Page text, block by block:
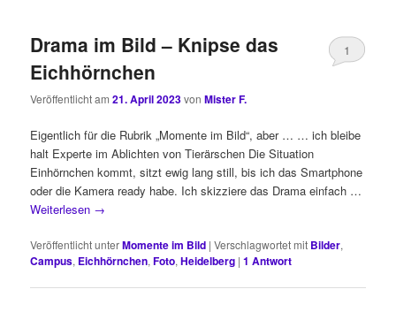
Drama im Bild – Knipse das
Eichhörnchen
Veröffentlicht am21. April 2023vonMister F.
1
Eigentlich für die Rubrik „Momente im Bild“, aber … … ich bleibe
halt Experte im Ablichten von Tierärschen Die Situation
Einhörnchen kommt, sitzt ewig lang still, bis ich das Smartphone
oder die Kamera ready habe. Ich skizziere das Drama einfach …
Weiterlesen →
Veröffentlicht unterMomente im Bild |Verschlagwortet mit Bilder,
Campus, Eichhörnchen,Foto,Heidelberg |1 Antwort